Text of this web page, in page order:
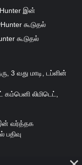
இன்
கூடுதல்
கூடுதல்
3 வது மாடி, டப்ளின்
லிமிடெட்,
வர்த்தக
பதிவு